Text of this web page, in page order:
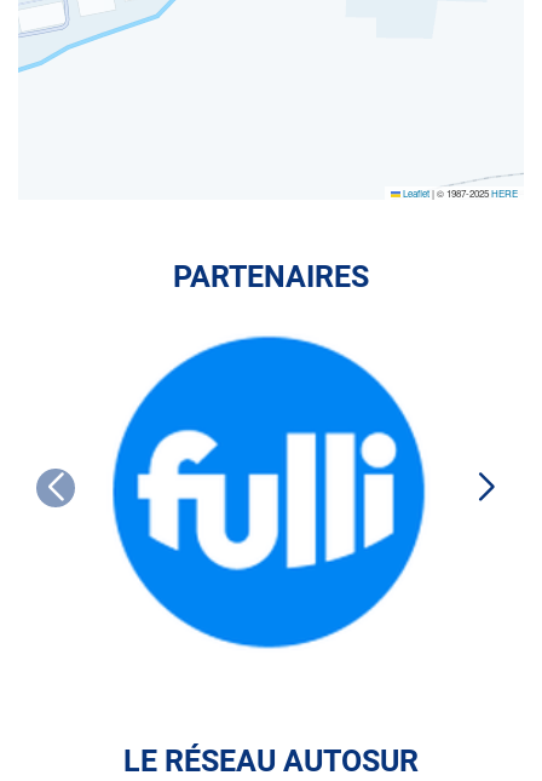
Leaflet|© 1987-2025HERE
PARTENAIRES
LE RÉSEAU AUTOSUR